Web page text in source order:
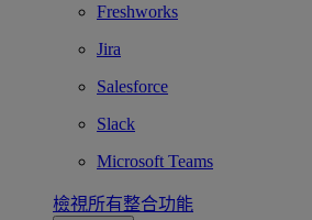
Freshworks
Jira
Salesforce
Slack
Microsoft Teams
檢視所有整合功能